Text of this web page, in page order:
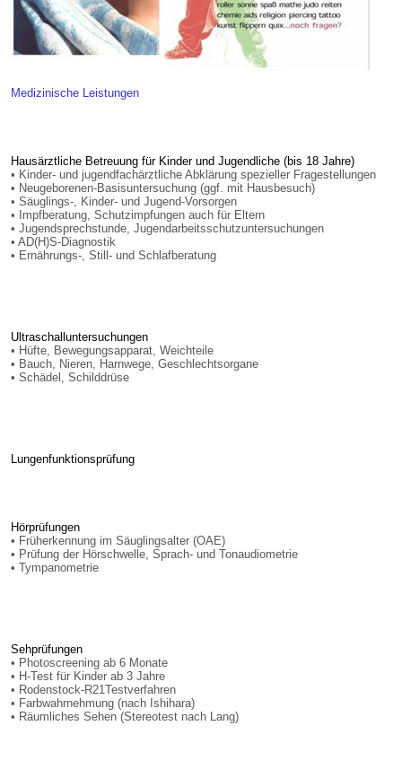
Medizinische Leistungen
Hausärztliche Betreuung für Kinder und Jugendliche (bis 18 Jahre)
• Kinder- und jugendfachärztliche Abklärung spezieller Fragestellungen
• Neugeborenen-Basisuntersuchung (ggf. mit Hausbesuch)
• Säuglings-, Kinder- und Jugend-Vorsorgen
• Impfberatung, Schutzimpfungen auch für Eltern
• Jugendsprechstunde, Jugendarbeitsschutzuntersuchungen
• AD(H)S-Diagnostik
• Ernährungs-, Still- und Schlafberatung
Ultraschalluntersuchungen
• Hüfte, Bewegungsapparat, Weichteile
• Bauch, Nieren, Harnwege, Geschlechtsorgane
• Schädel, Schilddrüse
Lungenfunktionsprüfung
Hörprüfungen
• Früherkennung im Säuglingsalter (OAE)
• Prüfung der Hörschwelle, Sprach- und Tonaudiometrie
• Tympanometrie
Sehprüfungen
• Photoscreening ab 6 Monate
• H-Test für Kinder ab 3 Jahre
• Rodenstock-R21Testverfahren
• Farbwahrnehmung (nach Ishihara)
• Räumliches Sehen (Stereotest nach Lang)